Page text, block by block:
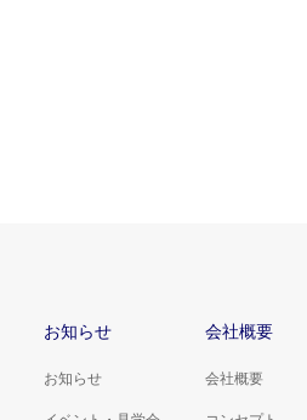
お知らせ
お知らせ
会社概要
会社概要